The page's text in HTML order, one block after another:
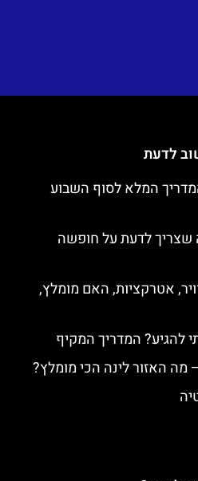
לדעת
המלא לסוף השבוע
שצריך לדעת על חופשה
אטרקציות, האם מומלץ,
להגיע? המדריך המקיף
מה האזור לינה הכי מומלץ?